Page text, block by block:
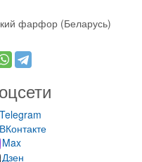
фарфор (Беларусь)
Telegram
ВКонтакте
Max
Дзен